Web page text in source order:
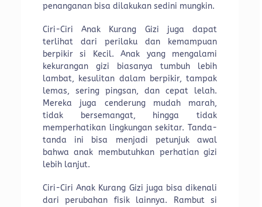
penanganan bisa dilakukan sedini mungkin.
Ciri-Ciri Anak Kurang Gizi juga dapat
terlihat dari perilaku dan kemampuan
berpikir si Kecil. Anak yang mengalami
kekurangan gizi biasanya tumbuh lebih
lambat, kesulitan dalam berpikir, tampak
lemas, sering pingsan, dan cepat lelah.
Mereka juga cenderung mudah marah,
tidak bersemangat, hingga tidak
memperhatikan lingkungan sekitar. Tanda-
tanda ini bisa menjadi petunjuk awal
bahwa anak membutuhkan perhatian gizi
lebih lanjut.
Ciri-Ciri Anak Kurang Gizi juga bisa dikenali
dari perubahan fisik lainnya. Rambut si